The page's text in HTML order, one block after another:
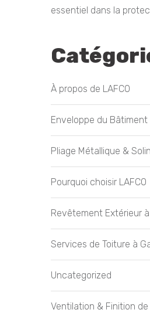
essentiel dans la
À propos de LAFCO
Enveloppe du Bâtiment
Pliage Métallique &
Pourquoi choisir LAFCO
Revêtement Extérieur
Services de Toiture à
Uncategorized
Ventilation & Finition de